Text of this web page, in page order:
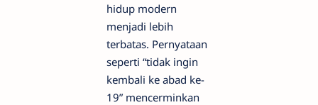
hidup modern
menjadi lebih
terbatas. Pernyataan
seperti “tidak ingin
kembali ke abad ke-
19” mencerminkan